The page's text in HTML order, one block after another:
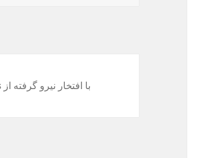
با افتخار نیرو گرفته از WordPress